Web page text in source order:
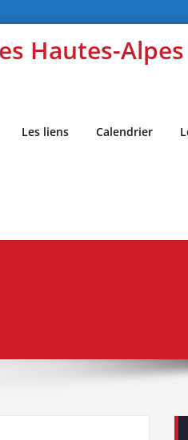
Hautes-Alpes
Les liens Calendrier